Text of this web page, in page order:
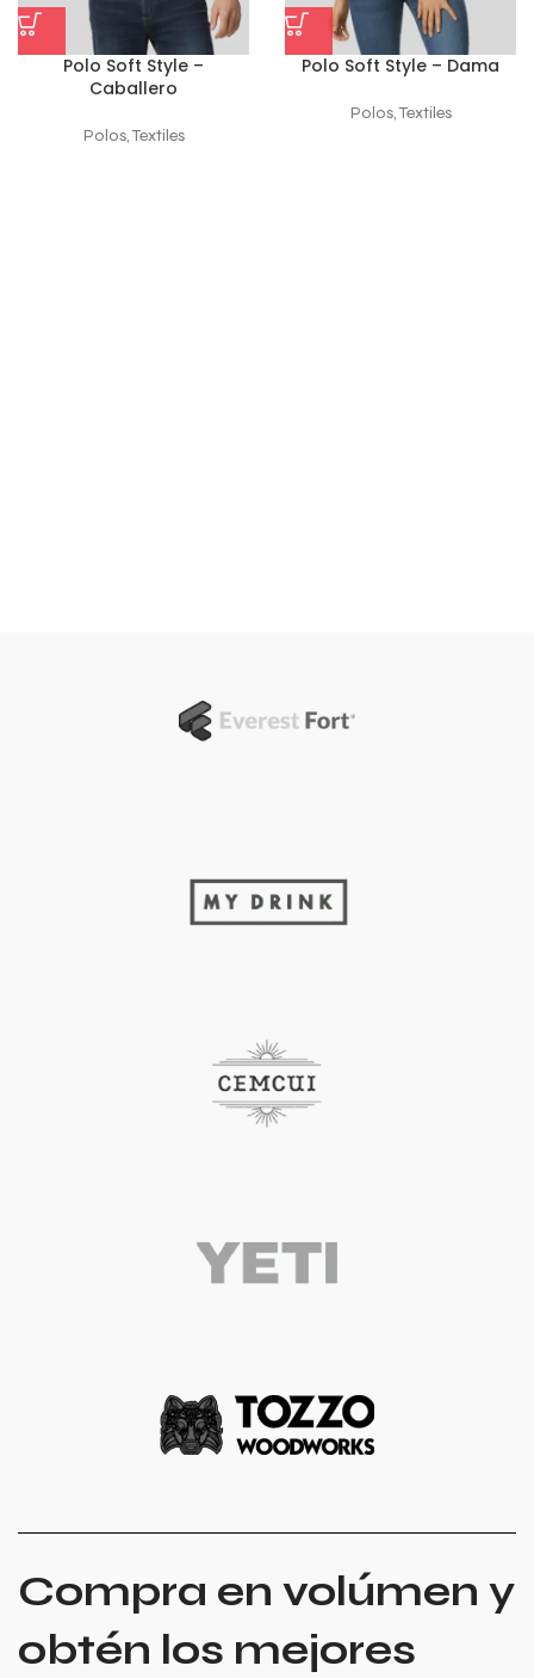
Polo Soft Style –
Caballero
Polos,Textiles
Polo Soft Style – Dama
Polos,Textiles
Compra en volúmen y
obtén los mejores